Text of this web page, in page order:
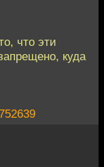
что эти
куда